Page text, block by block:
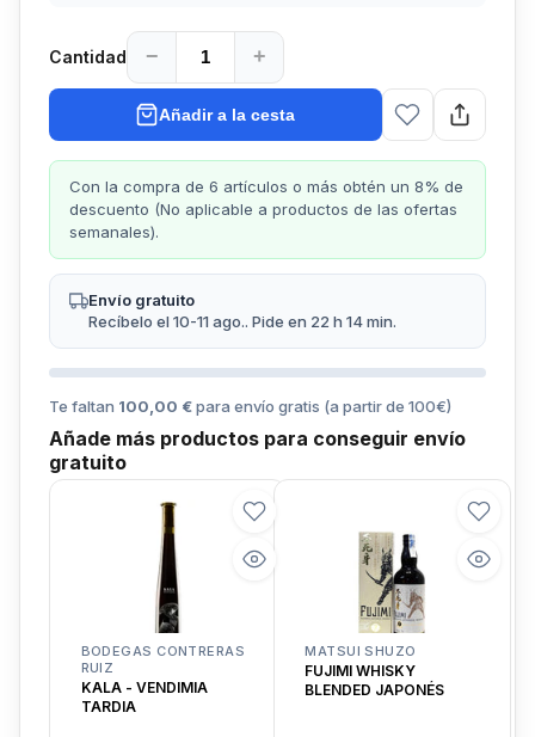
Cantidad − +
Añadir a la cesta
Con la compra de 6 artículos o más obtén un 8% de
descuento (No aplicable a productos de las ofertas
semanales).
Envío gratuito
Recíbelo el 10-11 ago.. Pide en 22 h 14 min.
Te faltan 100,00 €para envío gratis (a partir de 100€)
Añade más productos para conseguir envío
gratuito
BODEGAS CONTRERAS
RUIZ
KALA - VENDIMIA
TARDIA
MATSUI SHUZO
FUJIMI WHISKY
BLENDED JAPONÉS